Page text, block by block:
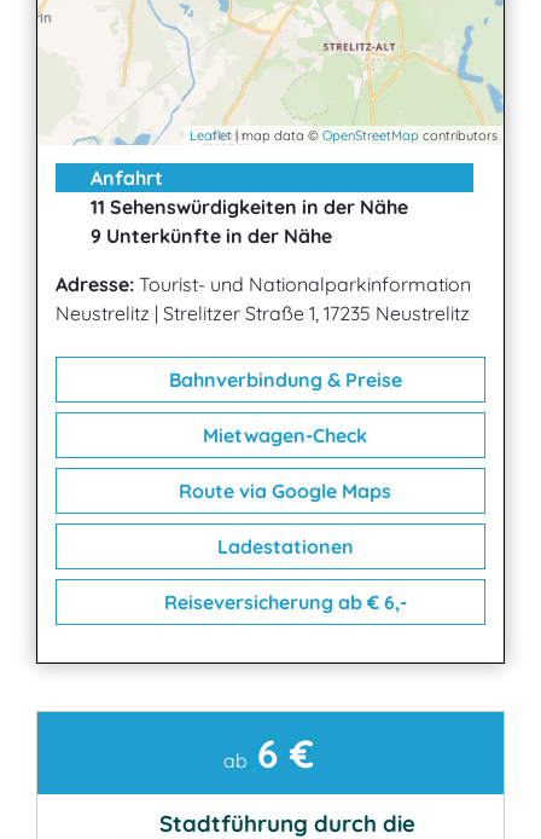
Leaflet| map data © OpenStreetMap contributors
Anfahrt
11 Sehenswürdigkeiten in der Nähe
9 Unterkünfte in der Nähe
Adresse: Tourist- und Nationalparkinformation
Neustrelitz | Strelitzer Straße 1, 17235 Neustrelitz
Bahnverbindung & Preise
Mietwagen-Check
Route via Google Maps
Ladestationen
Reiseversicherung ab € 6,-
ab 6 €
Stadtführung durch die